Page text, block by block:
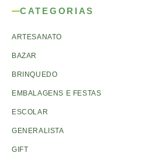
CATEGORIAS
ARTESANATO
BAZAR
BRINQUEDO
EMBALAGENS E FESTAS
ESCOLAR
GENERALISTA
GIFT